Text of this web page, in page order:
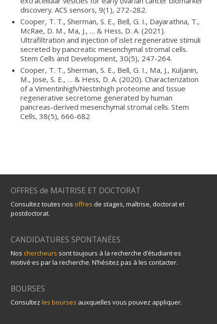
discovery. ACS sensors, 9(1), 272-282.
Cooper, T. T., Sherman, S. E., Bell, G. I., Dayarathna, T.,
McRae, D. M., Ma, J., … & Hess, D. A. (2021).
Ultrafiltration and injection of islet regenerative stimuli
secreted by pancreatic mesenchymal stromal cells.
Stem Cells and Development, 30(5), 247-264.
Cooper, T. T., Sherman, S. E., Bell, G. I., Ma, J., Kuljanin,
M., Jose, S. E., … & Hess, D. A. (2020). Characterization
of a Vimentinhigh/Nestinhigh proteome and tissue
regenerative secretome generated by human
pancreas-derived mesenchymal stromal cells. Stem
Cells, 38(5), 666-682
OFFRES de MAITRISE ET DOCTORAT
Consultez toutes nos offres de stages, maîtrise, doctorat et
postdoctorat.
CANDIDATURES SPONTANÉES
Noschercheurs sont toujours à la recherche d’étudiant·es
motivé·es par la recherche. N’hésitez pas à les contacter.
BOURSES
Consultezles bourses auxquelles vous pouvez appliquer.